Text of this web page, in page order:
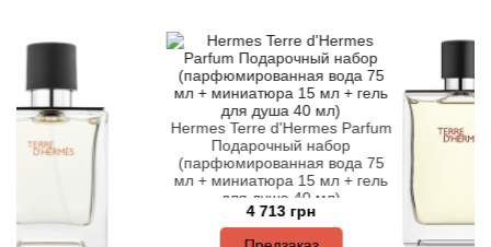
Hermes Terre d'Hermes Parfum
Подарочный набор
(парфюмированная вода 75
мл + миниатюра 15 мл + гель
для душа 40 мл)
4 713 грн
Antonia's Flowers
Antonio Banderas
Antonio Puig